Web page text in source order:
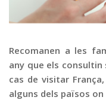
Publicitat
Contacte
Recomanen a les
any que els consultin
cas de visitar
alguns dels països